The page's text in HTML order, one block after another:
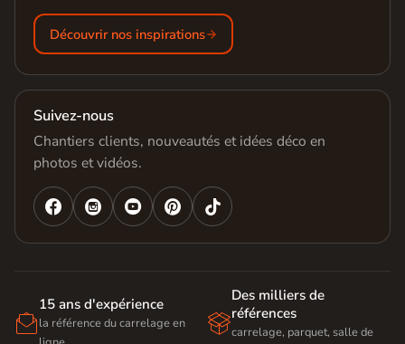
Découvrir nos inspirations
Suivez-nous
Chantiers clients, nouveautés et idées déco en
photos et vidéos.
   

15 ans d'expérience
la référence du carrelage en

Des milliers de
références
carrelage, parquet, salle de